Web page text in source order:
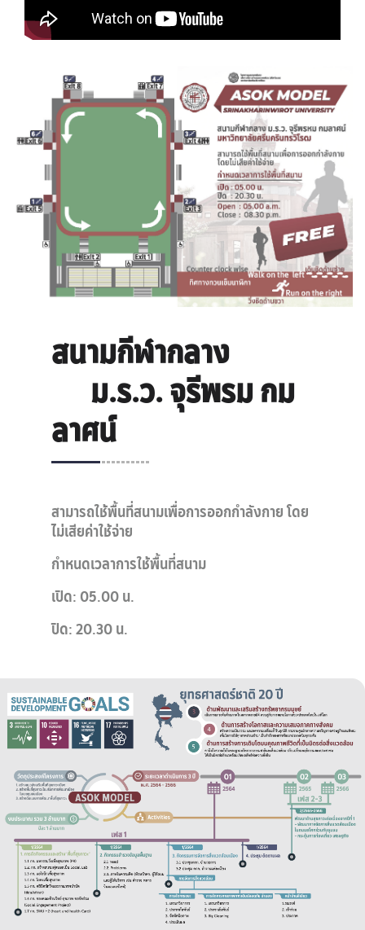
สนามกีฬากลาง
ม.ร.ว. จุรีพรม กม
ลาศน์
สามารถใช้พื้นที่สนามเพื่อการออกกำลังกาย โดย
ไม่เสียค่าใช้จ่าย
กำหนดเวลาการใช้พื้นที่สนาม
เปิด: 05.00 น.
ปิด: 20.30 น.